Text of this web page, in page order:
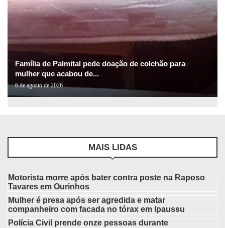
Família de Palmital pede doação de colchão para
mulher que acabou de...
6 de agosto de 2026
MAIS LIDAS
Motorista morre após bater contra poste na Raposo
Tavares em Ourinhos
Mulher é presa após ser agredida e matar
companheiro com facada no tórax em Ipaussu
Polícia Civil prende onze pessoas durante